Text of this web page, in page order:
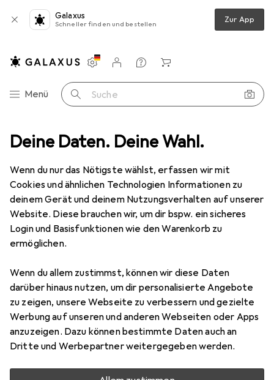
Deine Daten. Deine Wahl.
Wenn du nur das Nötigste wählst, erfassen wir mit
Cookies und ähnlichen Technologien Informationen zu
deinem Gerät und deinem Nutzungsverhalten auf unserer
Website. Diese brauchen wir, um dir bspw. ein sicheres
Login und Basisfunktionen wie den Warenkorb zu
ermöglichen.
Wenn du allem zustimmst, können wir diese Daten
darüber hinaus nutzen, um dir personalisierte Angebote
zu zeigen, unsere Webseite zu verbessern und gezielte
Werbung auf unseren und anderen Webseiten oder Apps
anzuzeigen. Dazu können bestimmte Daten auch an
Dritte und Werbepartner weitergegeben werden.
Galaxus
Schneller finden und bestellen Zur App
Navigation nach Kategorien
Menü Suche
Einstellungen
Kundenkonto
Vergleichslisten
Merklisten
Warenkorb
Scannen Barcode Scanner Honeywell 1952g-BF USB Kit
2 Bilder
Honeywell 1952g-BF USB Kit
Preis in EUR inkl. MwSt.
EUR
437,01
1
Bewertungen
Zwischen Di, 11.8. und Do, 13.8. geliefert